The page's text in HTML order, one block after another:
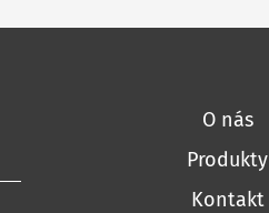
O nás
Produkty
Kontakt